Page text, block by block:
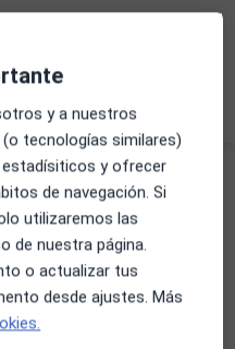
Edf. Mayoral s/n,,
y a nuestros
tecnologías similares)
y ofrecer
de navegación. Si
utilizaremos las
de nuestra página.
o actualizar tus
desde ajustes. Más